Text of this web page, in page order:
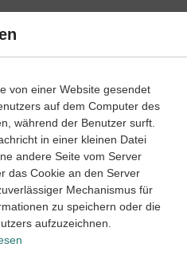
von einer Website gesendet
auf dem Computer des
während der Benutzer surft.
in einer kleinen Datei
andere Seite vom Server
das Cookie an den Server
Mechanismus für
zu speichern oder die
aufzuzeichnen.